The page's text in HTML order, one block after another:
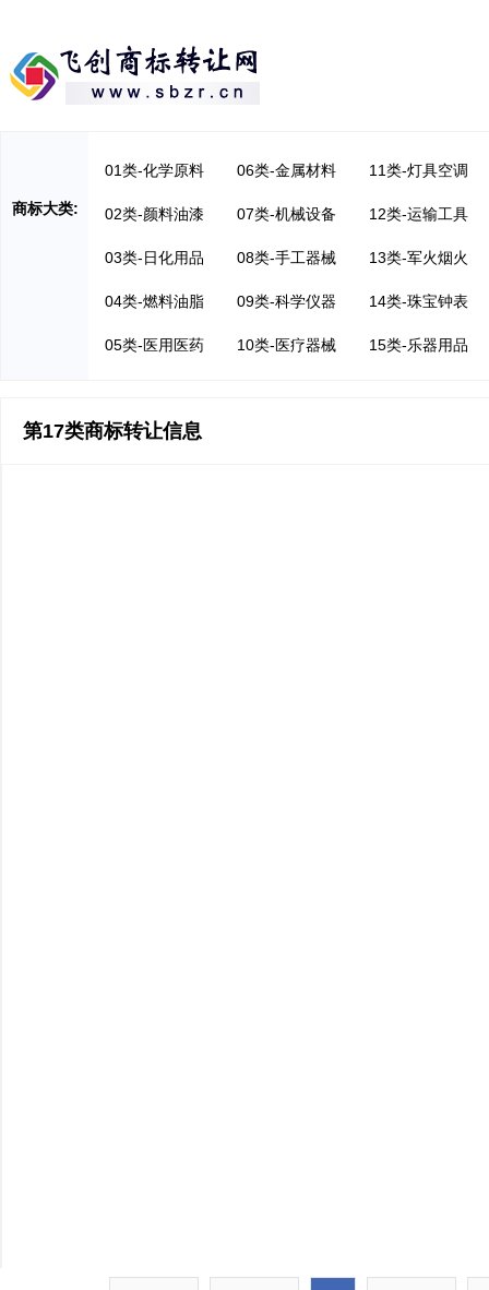
商标大类:
01类-化学原料
02类-颜料油漆
03类-日化用品
04类-燃料油脂
05类-医用医药
06类-金属材料
07类-机械设备
08类-手工器械
09类-科学仪器
10类-医疗器械
11类-灯具空调
12类-运输工具
13类-军火烟火
14类-珠宝钟表
15类-乐器用品
第17类商标转让信息